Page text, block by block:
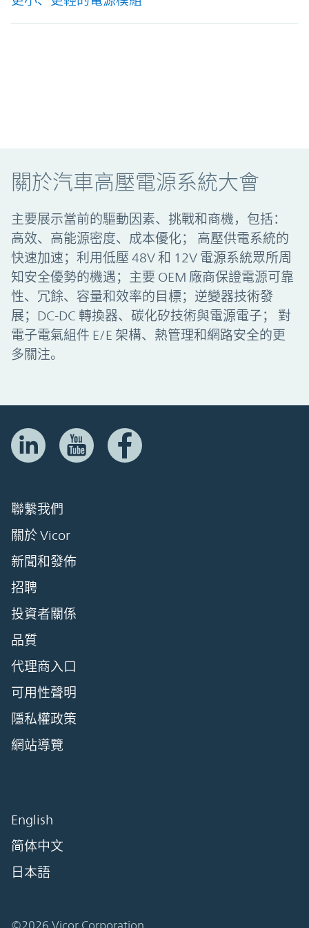
關於汽車高壓電源系統大會
主要展示當前的驅動因素、挑戰和商機，包括：
高效、高能源密度、成本優化； 高壓供電系統的
快速加速；利用低壓 48V 和 12V 電源系統眾所周
知安全優勢的機遇；主要 OEM 廠商保證電源可靠
性、冗餘、容量和效率的目標；逆變器技術發
展；DC-DC 轉換器、碳化矽技術與電源電子； 對
電子電氣組件 E/E 架構、熱管理和網路安全的更
多關注。
聯繫我們
關於 Vicor
新聞和發佈
招聘
投資者關係
品質
代理商入口
可用性聲明
隱私權政策
網站導覽
English
简体中文
日本語